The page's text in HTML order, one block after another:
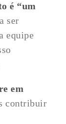
é “um
ser
equipe
em
contribuir